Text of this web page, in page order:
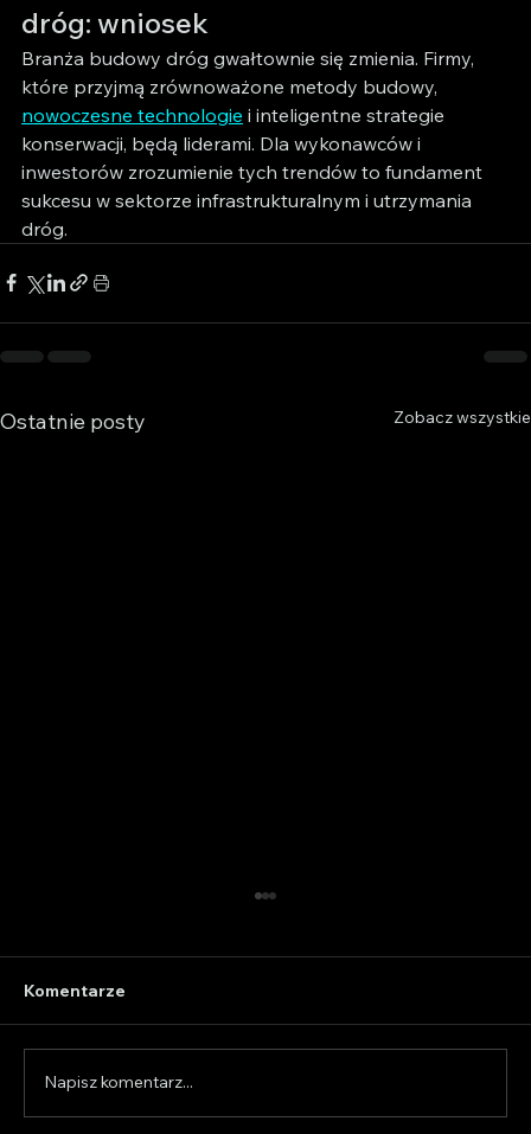
dróg: wniosek
Branża budowy dróg gwałtownie się zmienia. Firmy,
które przyjmą zrównoważone metody budowy,
nowoczesne technologie i inteligentne strategie
konserwacji, będą liderami. Dla wykonawców i
inwestorów zrozumienie tych trendów to fundament
sukcesu w sektorze infrastrukturalnym i utrzymania
dróg.
Ostatnie posty Zobacz wszystkie
Komentarze
Napisz komentarz...